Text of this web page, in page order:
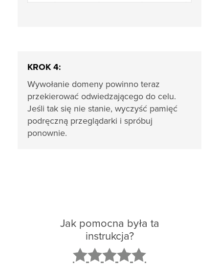
KROK 4:
Wywołanie domeny powinno teraz
przekierować odwiedzającego do celu.
Jeśli tak się nie stanie, wyczyść pamięć
podręczną przeglądarki i spróbuj
ponownie.
Jak pomocna była ta
instrukcja?